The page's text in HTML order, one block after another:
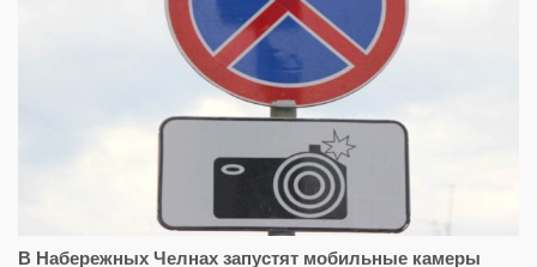
В Набережных Челнах запустят мобильные камеры